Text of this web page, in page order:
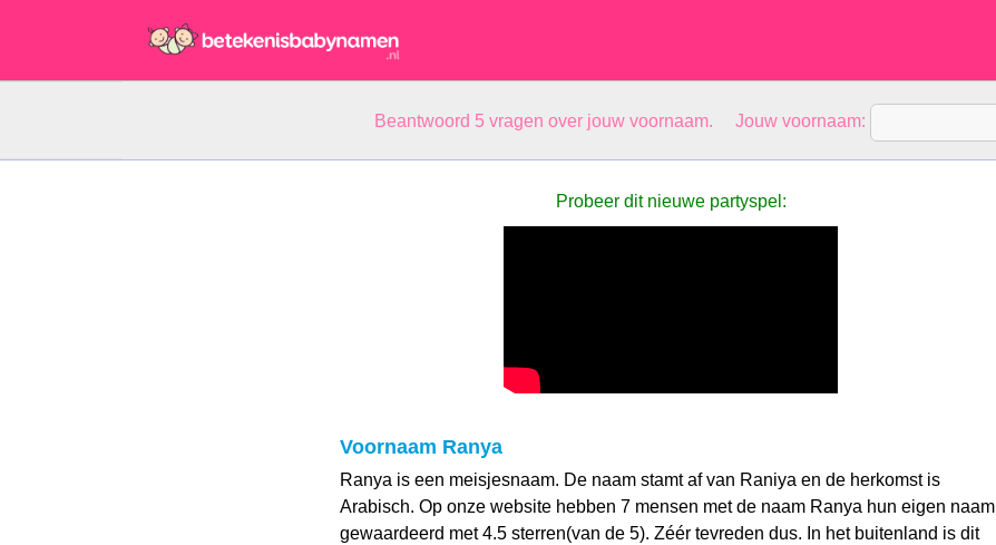
Beantwoord 5 vragen over jouw voornaam. Jouw voornaam:
Probeer dit nieuwe partyspel:
Voornaam Ranya
Ranya is een meisjesnaam. De naam stamt af van Raniya en de herkomst is
Arabisch. Op onze website hebben 7 mensen met de naam Ranya hun eigen naam
gewaardeerd met 4.5 sterren(van de 5). Zéér tevreden dus. In het buitenland is dit